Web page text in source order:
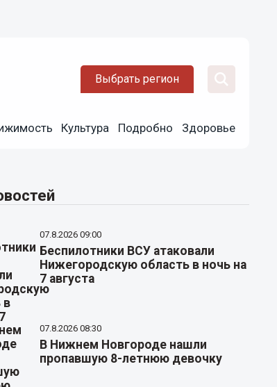
Выбрать регион
Культура Подробно Здоровье
07.8.2026 09:00
Беспилотники ВСУ атаковали
Нижегородскую область в ночь на
7 августа
07.8.2026 08:30
В Нижнем Новгороде нашли
пропавшую 8-летнюю девочку